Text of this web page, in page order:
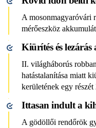
A mosonmagyaróvári
mérőeszköz
Kiürítés és
II. világháborús
hatástalanítása miatt
kerületének egy
Ittasan indult a
A gödöllői rendőrök